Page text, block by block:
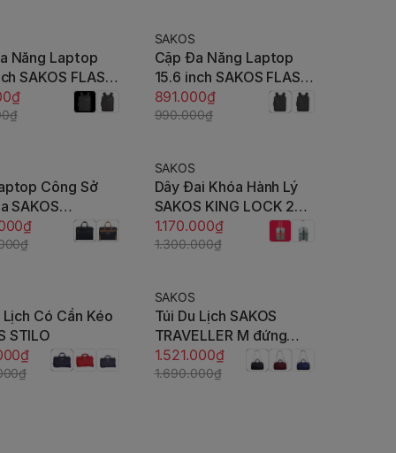
Tùy chọn
Năng Laptop
SAKOS FLASH
-10%
Tùy chọn
SAKOS
Cặp Đa Năng Laptop
15.6 inch SAKOS FLASH
19
891.000₫
990.000₫
Tùy chọn
Công Sở
SAKOS
06 (14 inch)
-10%
Tùy chọn
SAKOS
Dây Đai Khóa Hành Lý
SAKOS KING LOCK 2
Chiều Có Khóa Số An
Ninh TSA
1.170.000₫
1.300.000₫
Tùy chọn
Lịch Có Cần Kéo
STILO
-10%
Tùy chọn
SAKOS
Túi Du Lịch SAKOS
TRAVELLER M đứng
form cao cấp
1.521.000₫
1.690.000₫